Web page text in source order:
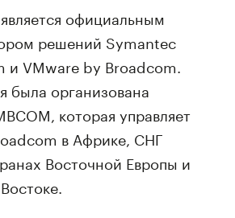
официальным
решений Symantec
и VMware by Broadcom.
была организована
которая управляет
в Африке, СНГ
Восточной Европы и